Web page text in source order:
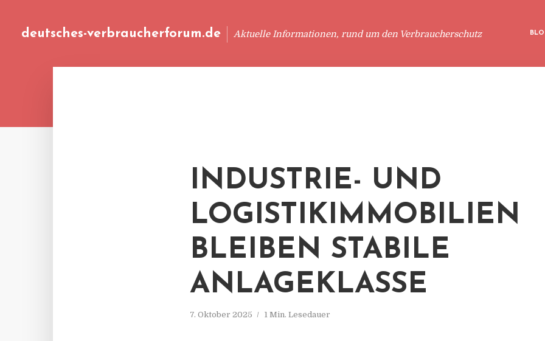
deutsches-verbraucherforum.de Aktuelle Informationen, rund um den Verbraucherschutz
INDUSTRIE- UND
LOGISTIKIMMOBILIEN
BLEIBEN STABILE
ANLAGEKLASSE
7. Oktober 2025 1 Min. Lesedauer